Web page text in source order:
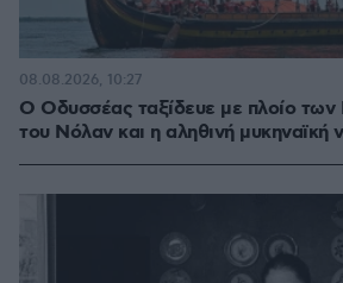
Ο Οδυσσέας ταξίδευε με πλοίο των
του Νόλαν και η αληθινή μυκηναϊκή
08.08.2026, 10:27